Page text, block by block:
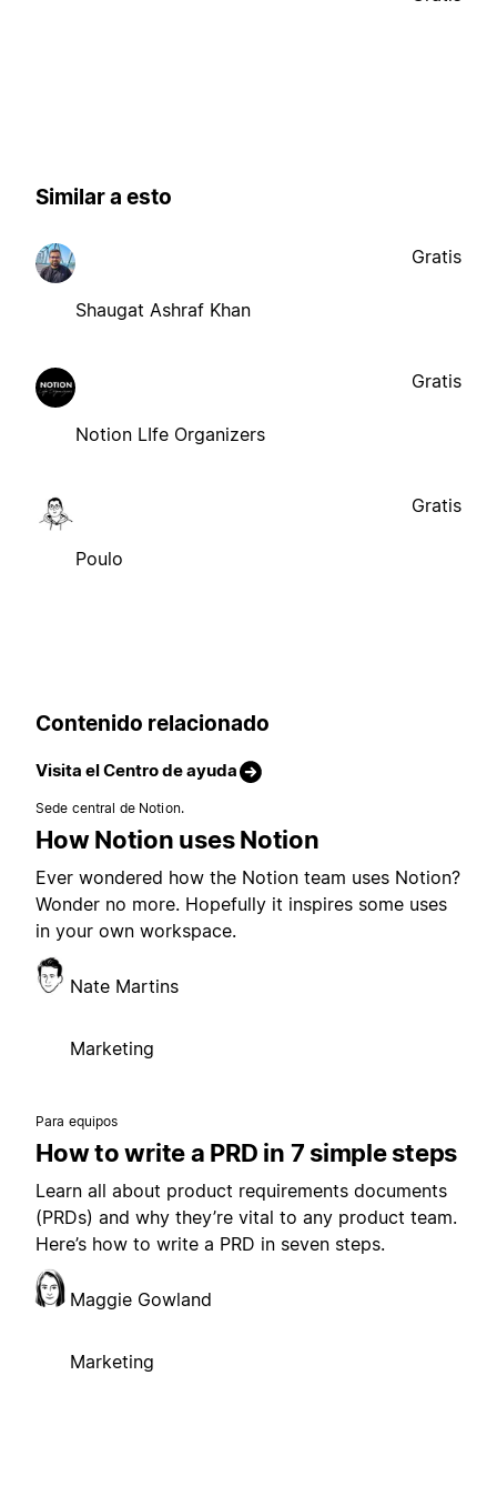
Similar a esto
Shaugat Ashraf Khan
Gratis
Notion LIfe Organizers
Gratis
Poulo
Gratis
Contenido relacionado
Visita el Centro de ayuda
Sede central de Notion.
How Notion uses Notion
Ever wondered how the Notion team uses Notion?
Wonder no more. Hopefully it inspires some uses
in your own workspace.
Nate Martins
Marketing
Para equipos
How to write a PRD in 7 simple steps
Learn all about product requirements documents
(PRDs) and why they’re vital to any product team.
Here’s how to write a PRD in seven steps.
Maggie Gowland
Marketing